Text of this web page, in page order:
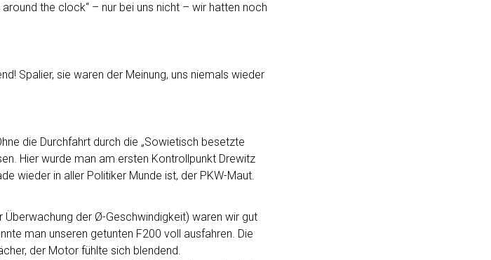
the clock“ – nur bei uns nicht – wir hatten noch
Spalier, sie waren der Meinung, uns niemals wieder
die Durchfahrt durch die „Sowietisch besetzte
Hier wurde man am ersten Kontrollpunkt Drewitz
wieder in aller Politiker Munde ist, der PKW-Maut.
der Ø-Geschwindigkeit) waren wir gut
man unseren getunten F200 voll ausfahren. Die
der Motor fühlte sich blendend.